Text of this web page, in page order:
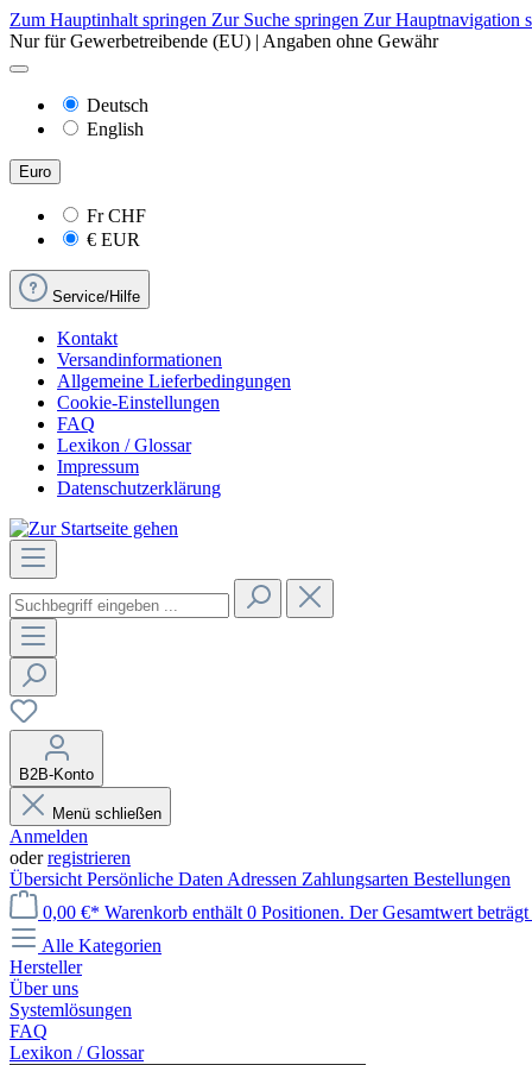
Zum Hauptinhalt springen Zur Suche springen Zur Hauptnavigation
Nur für Gewerbetreibende (EU) | Angaben ohne Gewähr
Deutsch
English
Euro
FrCHF
€ EUR
Service/Hilfe
Kontakt
Versandinformationen
Allgemeine Lieferbedingungen
Cookie-Einstellungen
FAQ
Lexikon / Glossar
Impressum
Datenschutzerklärung
B2B-Konto
Menü schließen
Anmelden
oderregistrieren
Übersicht Persönliche Daten Adressen Zahlungsarten Bestellungen
0,00 €* Warenkorb enthält 0 Positionen. Der Gesamtwert
Alle Kategorien
Hersteller
Über uns
Systemlösungen
FAQ
Lexikon / Glossar